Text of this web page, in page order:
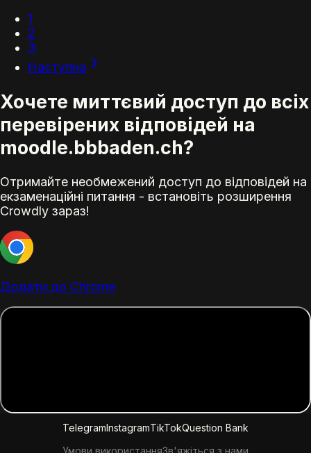
1
2
3
Наступна
Хочете миттєвий доступ до всіх
перевірених відповідей на
moodle.bbbaden.ch?
Отримайте необмежений доступ до відповідей на
екзаменаційні питання - встановіть розширення
Crowdly зараз!
Додати до Chrome
TelegramInstagramTikTokQuestion Bank